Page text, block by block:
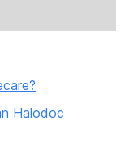
Halodoc